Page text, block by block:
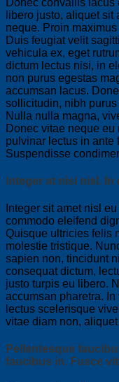
libero justo, aliquet
neque. Proin
Duis feugiat velit
vehicula ex, eget
dictum lectus nisi, in
non purus egestas
accumsan lacus.
sollicitudin, nibh
Nulla nulla magna,
Donec vitae neque
pulvinar lectus in ante
Suspendisse
Integer at nisl nisl.
Integer sit amet nisl
commodo eleifend
Quisque ultricies felis
molestie tristique.
sapien non, tincidunt
consequat dictum,
justo turpis eu libero.
accumsan pharetra.
lectus scelerisque
vitae diam non,
Pellentesque
faucibus in. Fusce